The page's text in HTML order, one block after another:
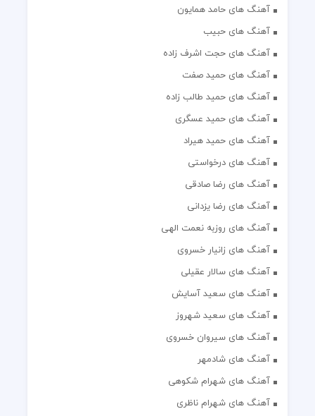
آهنگ های حامد همایون
آهنگ های حبیب
آهنگ های حجت اشرف زاده
آهنگ های حمید صفت
آهنگ های حمید طالب زاده
آهنگ های حمید عسگری
آهنگ های حمید هیراد
آهنگ های درخواستی
آهنگ های رضا صادقی
آهنگ های رضا یزدانی
آهنگ های روزبه نعمت الهی
آهنگ های زانیار خسروی
آهنگ های سالار عقیلی
آهنگ های سعید آسایش
آهنگ های سعید شهروز
آهنگ های سیروان خسروی
آهنگ های شادمهر
آهنگ های شهرام شکوهی
آهنگ های شهرام ناظری